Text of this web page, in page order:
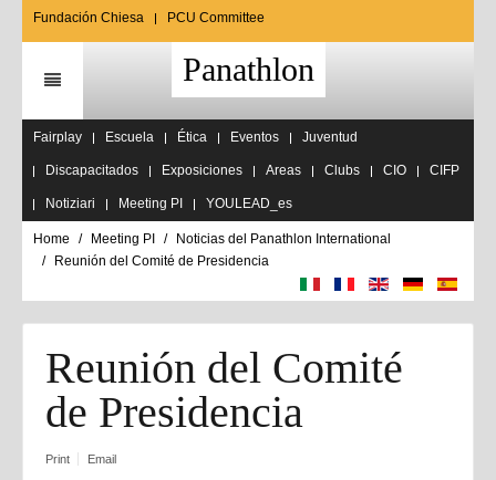
Fundación Chiesa PCU Committee
Panathlon
Fairplay Escuela Ética Eventos Juventud
Discapacitados Exposiciones Areas Clubs CIO CIFP
Notiziari Meeting PI YOULEAD_es
Home Meeting PI
Noticias del Panathlon International
Reunión del Comité de Presidencia
Reunión del Comité
de Presidencia
Print Email